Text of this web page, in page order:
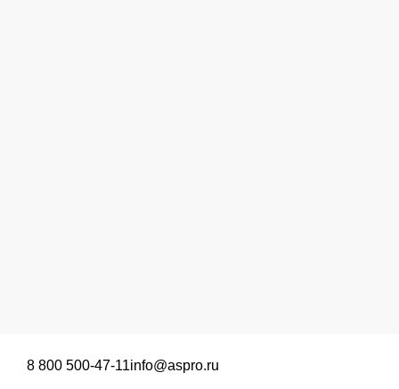
8 800 500-47-11info@aspro.ru